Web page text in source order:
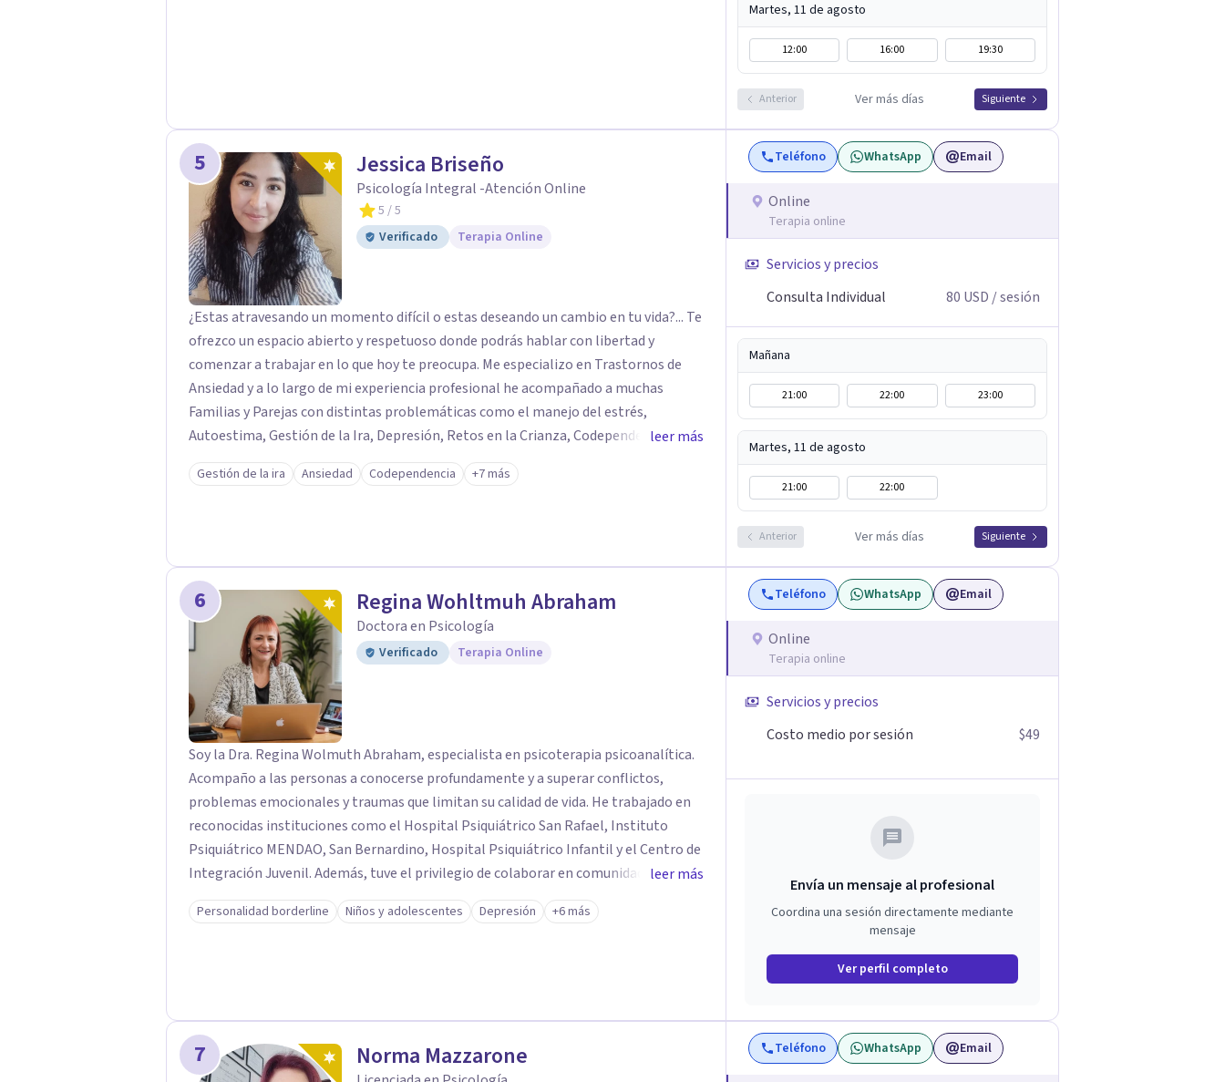
combinamos profundidad emocional con una mirada práctica sobre tu vida diaria.
Martes, 11 de agosto
12:00 16:00 19:30
Anterior Ver más días Siguiente
5 Jessica Briseño
Psicología Integral -Atención Online
5 / 5
Verificado
Terapia Online
¿Estas atravesando un momento difícil o estas deseando un cambio en tu vida?... Te
ofrezco un espacio abierto y respetuoso donde podrás hablar con libertad y
comenzar a trabajar en lo que hoy te preocupa. Me especializo en Trastornos de
Ansiedad y a lo largo de mi experiencia profesional he acompañado a muchas
Familias y Parejas con distintas problemáticas como el manejo del estrés,
Autoestima, Gestión de la Ira, Depresión, Retos en la Crianza, Codependencia,
Celos, entre otros. Cuento con más de 12 años de experiencia en el área de la Salud
mental y he trabajado en distintos contextos clínicos con niños, Adolescentes y
leer más
Gestión de la ira Ansiedad Codependencia +7 más
Teléfono WhatsApp Email
Online
Terapia online
Servicios y precios
Consulta Individual
80 USD / sesión
Mañana
21:00 22:00 23:00
Martes, 11 de agosto
21:00 22:00
Anterior Ver más días Siguiente
6 Regina Wohltmuh Abraham
Doctora en Psicología
Verificado Terapia Online
Soy la Dra. Regina Wolmuth Abraham, especialista en psicoterapia psicoanalítica.
Acompaño a las personas a conocerse profundamente y a superar conflictos,
problemas emocionales y traumas que limitan su calidad de vida. He trabajado en
reconocidas instituciones como el Hospital Psiquiátrico San Rafael, Instituto
Psiquiátrico MENDAO, San Bernardino, Hospital Psiquiátrico Infantil y el Centro de
Integración Juvenil. Además, tuve el privilegio de colaborar en comunidades como
Olivar del Conde y Xochimilco, lo que me permitió conocer diversas realidades y
necesidades.
leer más
Personalidad borderline Niños y adolescentes Depresión +6 más
Teléfono WhatsApp Email
Online
Terapia online
Servicios y precios
Costo medio por sesión
$49
Envía un mensaje al profesional
Coordina una sesión directamente mediante
mensaje
Ver perfil completo
7 Norma Mazzarone Teléfono WhatsApp Email